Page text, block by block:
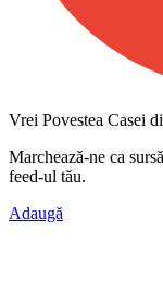
Vrei Povestea Casei
Marchează-ne ca
feed-ul tău.
Adaugă